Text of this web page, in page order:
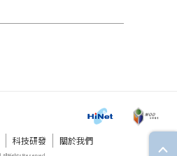
科技研發 關於我們